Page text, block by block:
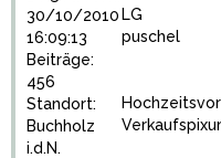
30/10/2010
16:09:13
Beiträge:
456
Standort:
Buchholz
i.d.N.
LG
puschel